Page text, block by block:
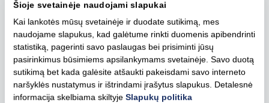
Šioje svetainėje naudojami slapukai
Kai lankotės mūsų svetainėje ir duodate sutikimą, mes
naudojame slapukus, kad galėtume rinkti duomenis apibendrinti
statistiką, pagerinti savo paslaugas bei prisiminti jūsų
pasirinkimus būsimiems apsilankymams svetainėje. Savo duotą
sutikimą bet kada galėsite atšaukti pakeisdami savo interneto
naršyklės nustatymus ir ištrindami įrašytus slapukus. Detalesnė
informacija skelbiama skiltyjeSlapukų politika
išteklių generacijos augimo. Dar neseniai buvome
deficitinė rinka, santykiniais dydžiais vertinant – viena
daugiausiai importuojančių. Dabar septynmyliais
žingsniais judame link vienos daugiausiai energijos
gaminančių. Skirtumas toks, kad Lietuvoje gaminame
žaliąją energiją ir vertiname galimybę pasiūlyti klientams
diferencijuotus bei diversifikuotus kainodaros sprendimus